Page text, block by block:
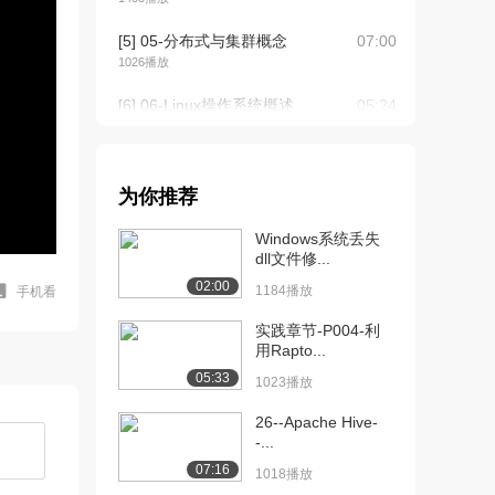
手机看
[5] 05-分布式与集群概念
1026播放
07:00
[6] 06-Linux操作系统概述
05:24
[7] 06-Linux操作系统概述
1223播放
[8] 07-VMware虚拟机概念
932播放
[9] 08-Centos操作系统的
虚拟机...
888播放
[10] 08-Centos操作系统的
虚拟机...
为你推荐
02:00
Windows系统丢失
dll文件修...
1184播放
05:33
实践章节-P004-利
用Rapto...
1023播放
07:16
26--Apache Hive-
-...
1018播放